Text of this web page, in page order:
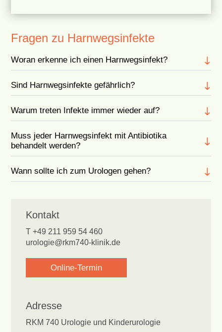
Fragen zu Harnwegsinfekte
Woran erkenne ich einen Harnwegsinfekt?
Sind Harnwegsinfekte gefährlich?
Warum treten Infekte immer wieder auf?
Muss jeder Harnwegsinfekt mit Antibiotika
behandelt werden?
Wann sollte ich zum Urologen gehen?
Kontakt
T +49 211 959 54 460
urologie@rkm740-klinik.de
Online-Termin
Adresse
RKM 740 Urologie und Kinderurologie